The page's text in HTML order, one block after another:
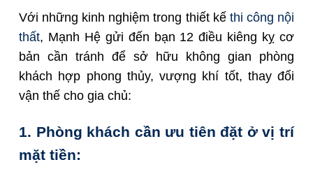
Với những kinh nghiệm trong thiết kế thi công nội
thất, Mạnh Hệ gửi đến bạn 12 điều kiêng kỵ cơ
bản cần tránh để sở hữu không gian phòng
khách hợp phong thủy, vượng khí tốt, thay đổi
vận thế cho gia chủ:
1. Phòng khách cần ưu tiên đặt ở vị trí
mặt tiền: